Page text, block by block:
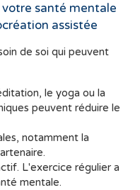
votre santé mentale
assistée
de soi qui peuvent
le yoga ou la
peuvent réduire le
notamment la
L'exercice régulier a
mentale.